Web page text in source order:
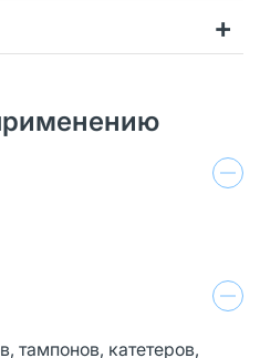
тампонов, катетеров,